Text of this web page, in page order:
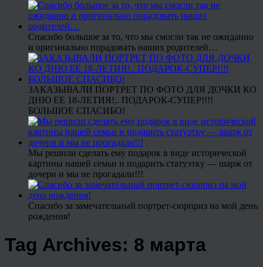
Спасибо большое за то, что мы смогли так не ожиданно
и оригинально порадовать наших родителей…
ЗАКАЗЫВАЛИ ПОРТРЕТ ПО ФОТО ДЛЯ ДОЧКИ КО
ДНЮ ЕЕ 18-ЛЕТИЯ!.. ПОДАРОК-СУПЕР!!!!
БОЛЬШОЕ СПАСИБО!
Мы решили сделать ему подарок в виде исторической
картины нашей семьи и подарить статуэтку — шарж от
дочери и мы не прогадали!!!
Спасибо за замечательный портрет-сюрприз на мой день
рождения!
Tag Archives: 8 марта